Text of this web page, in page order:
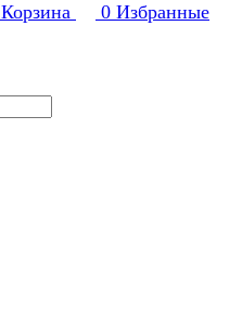
Корзина 0 Избранные